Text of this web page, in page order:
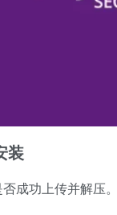
装
成功上传并解压